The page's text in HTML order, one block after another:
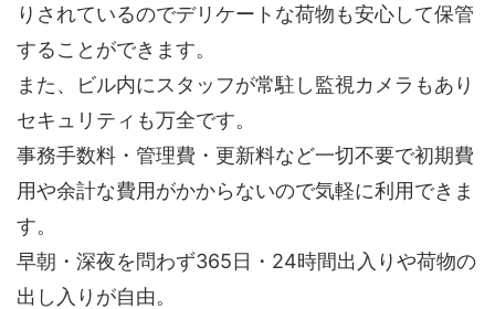
りされているのでデリケートな荷物も安心して保管
することができます。
また、ビル内にスタッフが常駐し監視カメラもあり
セキュリティも万全です。
事務手数料・管理費・更新料など一切不要で初期費
用や余計な費用がかからないので気軽に利用できま
す。
早朝・深夜を問わず365日・24時間出入りや荷物の
出し入りが自由。